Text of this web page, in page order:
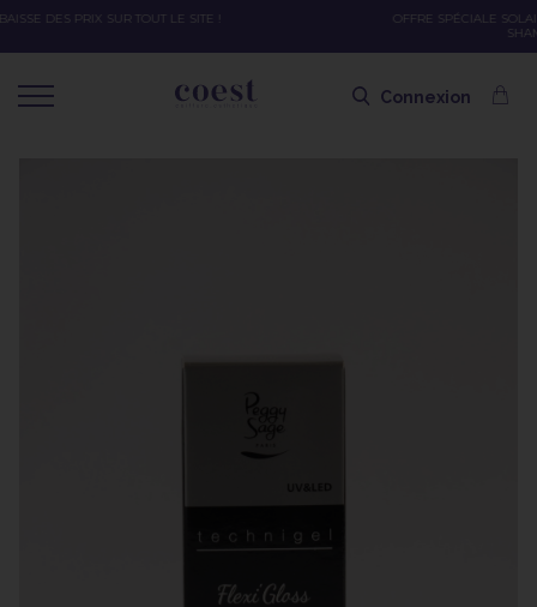
OFFRE SPÉCIALE SOLAIRE SKEYMZEE ! SOIN HYDRATANT + SPRAY + SHAMPOING =
Connexion